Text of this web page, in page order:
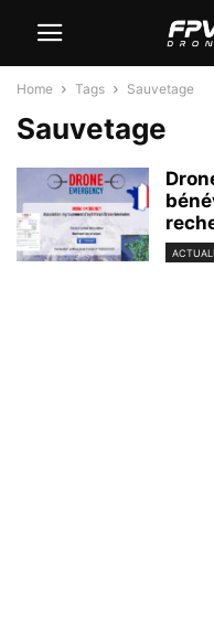
Home Tags Sauvetage
Sauvetage